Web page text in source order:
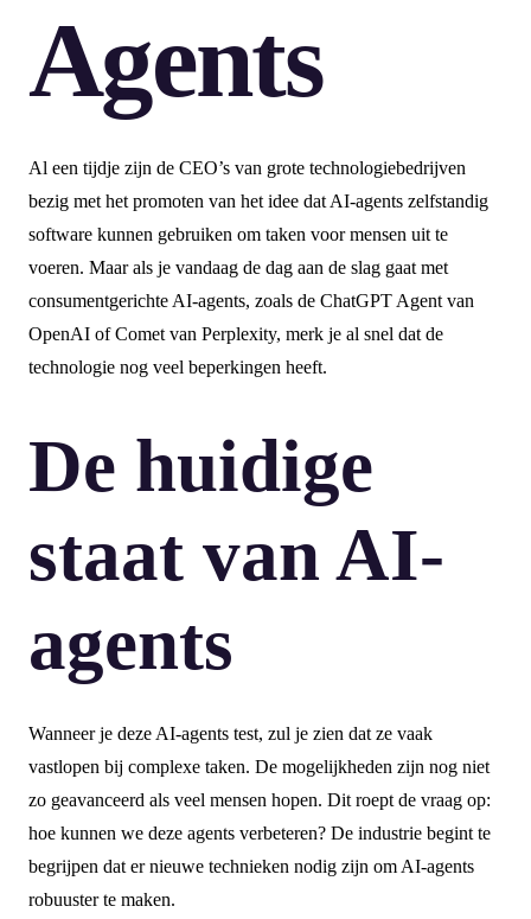
Agents
Al een tijdje zijn de CEO’s van grote technologiebedrijven
bezig met het promoten van het idee dat AI-agents zelfstandig
software kunnen gebruiken om taken voor mensen uit te
voeren. Maar als je vandaag de dag aan de slag gaat met
consumentgerichte AI-agents, zoals de ChatGPT Agent van
OpenAI of Comet van Perplexity, merk je al snel dat de
technologie nog veel beperkingen heeft.
De huidige
staat van AI-
agents
Wanneer je deze AI-agents test, zul je zien dat ze vaak
vastlopen bij complexe taken. De mogelijkheden zijn nog niet
zo geavanceerd als veel mensen hopen. Dit roept de vraag op:
hoe kunnen we deze agents verbeteren? De industrie begint te
begrijpen dat er nieuwe technieken nodig zijn om AI-agents
robuuster te maken.